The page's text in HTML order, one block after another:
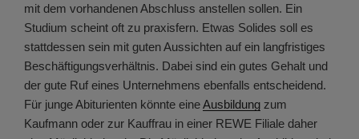
mit dem vorhandenen Abschluss anstellen sollen. Ein
Studium scheint oft zu praxisfern. Etwas Solides soll es
stattdessen sein mit guten Aussichten auf ein langfristiges
Beschäftigungsverhältnis. Dabei sind ein gutes Gehalt und
der gute Ruf eines Unternehmens ebenfalls entscheidend.
Für junge Abiturienten könnte eineAusbildung zum
Kaufmann oder zur Kauffrau in einer REWE Filiale daher